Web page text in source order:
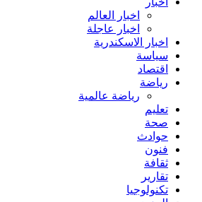
اخبار العالم
اخبار عاجلة
اخبار الاسكندرية
سياسة
اقتصاد
رياضة
رياضة عالمية
تعليم
صحة
حوادث
فنون
ثقافة
تقارير
تكنولوجيا